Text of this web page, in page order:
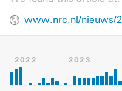
2022 2023